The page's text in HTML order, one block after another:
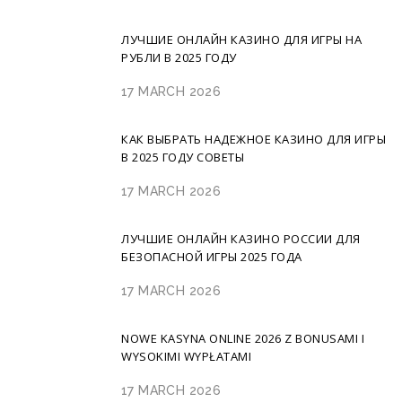
ЛУЧШИЕ ОНЛАЙН КАЗИНО ДЛЯ ИГРЫ НА
РУБЛИ В 2025 ГОДУ
17 MARCH 2026
КАК ВЫБРАТЬ НАДЕЖНОЕ КАЗИНО ДЛЯ ИГРЫ
В 2025 ГОДУ СОВЕТЫ
17 MARCH 2026
ЛУЧШИЕ ОНЛАЙН КАЗИНО РОССИИ ДЛЯ
БЕЗОПАСНОЙ ИГРЫ 2025 ГОДА
17 MARCH 2026
NOWE KASYNA ONLINE 2026 Z BONUSAMI I
WYSOKIMI WYPŁATAMI
17 MARCH 2026